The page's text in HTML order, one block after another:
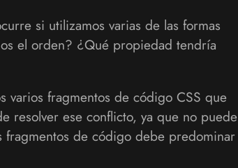
si utilizamos varias de las formas
el orden? ¿Qué propiedad tendría
varios fragmentos de código CSS que
resolver ese conflicto, ya que no puede
fragmentos de código debe predominar